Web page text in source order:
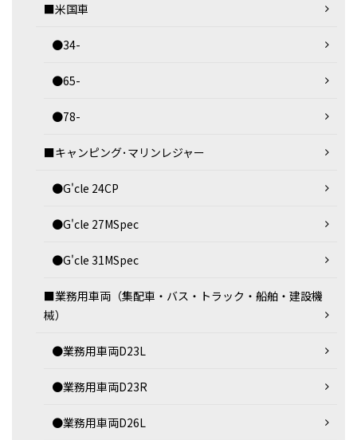
■米国車
●34-
●65-
●78-
■キャンピング･マリンレジャー
●G'cle 24CP
●G'cle 27MSpec
●G'cle 31MSpec
■業務用車両（集配車・バス・トラック・船舶・建設機
械）
●業務用車両D23L
●業務用車両D23R
●業務用車両D26L